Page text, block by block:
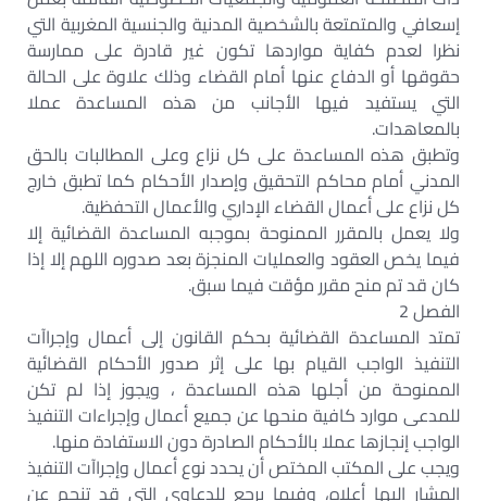
إسعافي والمتمتعة بالشخصية المدنية والجنسية المغربية التي
نظرا لعدم كفاية مواردها تكون غير قادرة على ممارسة
حقوقها أو الدفاع عنها أمام القضاء وذلك علاوة على الحالة
التي يستفيد فيها الأجانب من هذه المساعدة عملا
بالمعاهدات.
وتطبق هذه المساعدة على كل نزاع وعلى المطالبات بالحق
المدني أمام محاكم التحقيق وإصدار الأحكام كما تطبق خارج
كل نزاع على أعمال القضاء الإداري والأعمال التحفظية.
ولا يعمل بالمقرر الممنوحة بموجبه المساعدة القضائية إلا
فيما يخص العقود والعمليات المنجزة بعد صدوره اللهم إلا إذا
كان قد تم منح مقرر مؤقت فيما سبق.
الفصل 2
تمتد المساعدة القضائية بحكم القانون إلى أعمال وإجراآت
التنفيذ الواجب القيام بها على إثر صدور الأحكام القضائية
الممنوحة من أجلها هذه المساعدة ، ويجوز إذا لم تكن
للمدعى موارد كافية منحها عن جميع أعمال وإجراءات التنفيذ
الواجب إنجازها عملا بالأحكام الصادرة دون الاستفادة منها.
ويجب على المكتب المختص أن يحدد نوع أعمال وإجراآت التنفيذ
المشار إليها أعلاه، وفيما يرجع للدعاوى التي قد تنجم عن